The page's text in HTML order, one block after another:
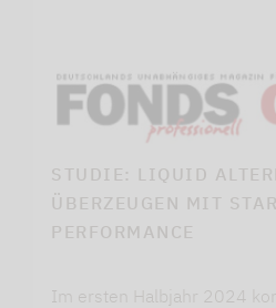
STUDIE: LIQUID
ÜBERZEUGEN MIT
PERFORMANCE
Im ersten Halbjahr 2024